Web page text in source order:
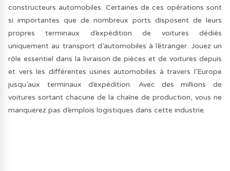
constructeurs automobiles. Certaines de ces opérations sont
si importantes que de nombreux ports disposent de leurs
propres terminaux d’expédition de voitures dédiés
uniquement au transport d’automobiles à l’étranger. Jouez un
rôle essentiel dans la livraison de pièces et de voitures depuis
et vers les différentes usines automobiles à travers l’Europe
jusqu’aux terminaux d’expédition. Avec des millions de
voitures sortant chacune de la chaîne de production, vous ne
manquerez pas d’emplois logistiques dans cette industrie.